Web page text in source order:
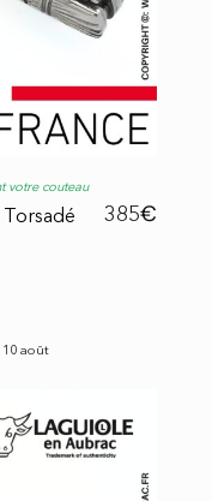
votre couteau
Torsadé
385€
10 août